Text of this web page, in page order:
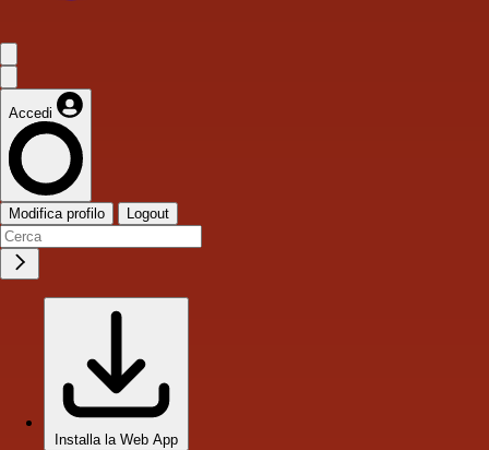
Accedi
Modifica profilo Logout
Installa la Web App